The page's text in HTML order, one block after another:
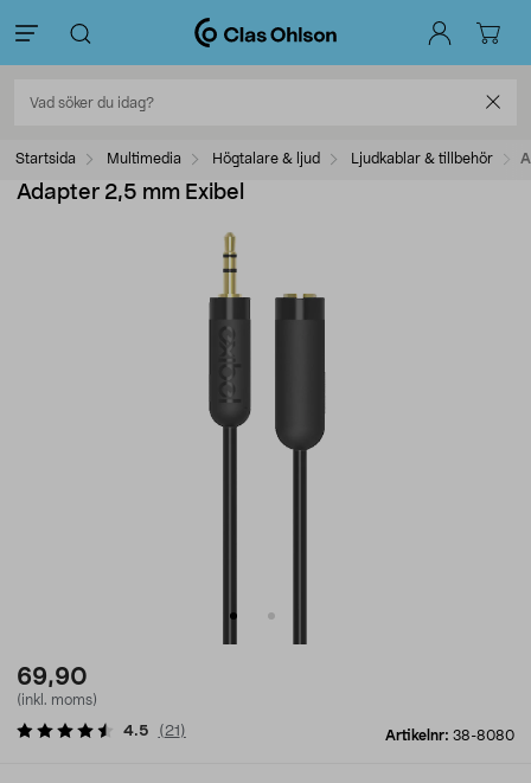
Startsida Multimedia Högtalare & ljud Ljudkablar & tillbehör
Adapter 2,5 mm Exibel
69,90
(inkl. moms)
Artikelnr: 38-8080
4.5 ( 21 )